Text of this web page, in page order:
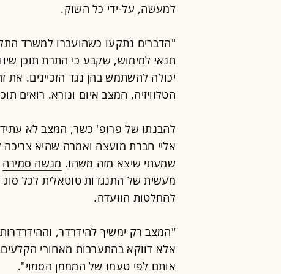
למעשה, על-ידי כל השוק.
"הדברים נתקעו כשהועברו למשרד
תנאי למימוש, שקבע כי התרת תוכן
יכולה להשתמש בהן נגד הזכיינים.
הטלוויזיה, המצב איום ונורא. רואים
להבנתו של פרופ' כשר, המצב לא
אליי חברת מועצה ואמרה שהיא צריכה
שמעתי שיצא מזה משהו. מנשה סמירה
מעשית של התנגדות טוטאלית לכל סוג
להחלטות הוועדה.
"המצב רק ימשיך להידרדר,
אלא דווקא בהתערבות מאחורי
אותם לפי טעמו של המממן הסמוי".